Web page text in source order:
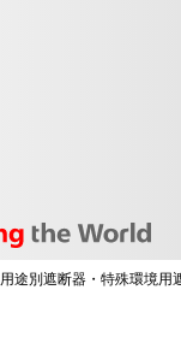
用途別遮断器・特殊環境用